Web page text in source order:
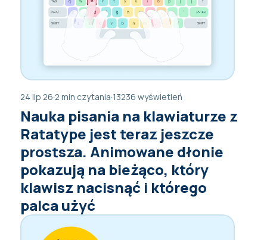
24 lip 26·2 min czytania·13236 wyświetleń
Nauka pisania na klawiaturze z
Ratatype jest teraz jeszcze
prostsza. Animowane dłonie
pokazują na bieżąco, który
klawisz nacisnąć i którego
palca użyć